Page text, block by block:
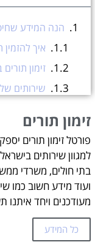
איך
זימון
קביעת
זימון
עזרה
זימון תורים
פורטל זימון תורים
למגוון שירותים
בתי חולים, משרדי
ועוד מידע חשוב כמו
מעודכנים ויחד
כל המידע